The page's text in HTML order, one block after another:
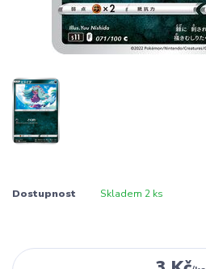
Dostupnost Skladem 2 ks